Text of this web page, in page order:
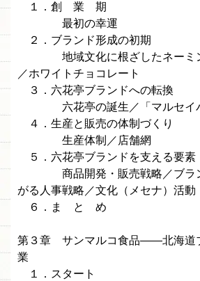
１．創 業 期
最初の幸運
２．ブランド形成の初期
地域文化に根ざしたネーミン
／ホワイトチョコレート
３．六花亭ブランドへの転換
六花亭の誕生／「マルセイバ
４．生産と販売の体制づくり
生産体制／店舗網
５．六花亭ブランドを支える要素
商品開発・販売戦略／ブラン
がる人事戦略／文化（メセナ）活動
６．ま と め
第３章 サンマルコ食品——北海道
業
１．スタート